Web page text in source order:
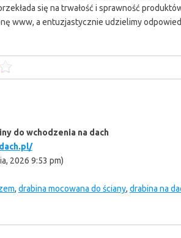
się na trwałość i sprawność
www, a entuzjastycznie udzielimy
do wchodzenia na dach
2026 9:53 pm)
, drabina mocowana do ściany, drabina na